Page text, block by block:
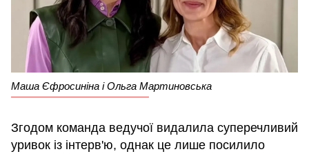
Маша Єфросиніна і Ольга Мартиновська
Згодом команда ведучої видалила суперечливий
уривок із інтерв'ю, однак це лише посилило